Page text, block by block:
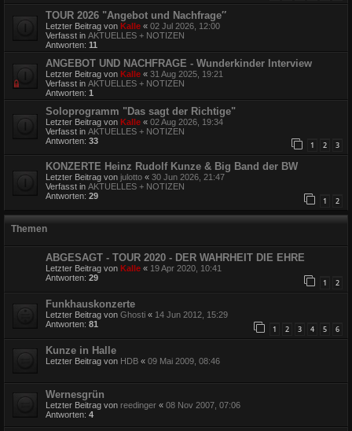
TOUR 2026 "Angebot und Nachfrage″
Letzter Beitrag von Kalle « 02 Jul 2026, 12:00
Verfasst in AKTUELLES + NOTIZEN
Antworten: 11
ANGEBOT UND NACHFRAGE - Wunderkinder Interview
Letzter Beitrag von Kalle « 31 Aug 2025, 19:21
Verfasst in AKTUELLES + NOTIZEN
Antworten: 1
Soloprogramm "Das sagt der Richtige"
Letzter Beitrag von Kalle « 02 Aug 2026, 19:34
Verfasst in AKTUELLES + NOTIZEN
Antworten: 33 1 2 3
KONZERTE Heinz Rudolf Kunze & Big Band der BW
Letzter Beitrag von julotto « 30 Jun 2026, 21:47
Verfasst in AKTUELLES + NOTIZEN
Antworten: 29 1 2
Themen
ABGESAGT - TOUR 2020 - DER WAHRHEIT DIE EHRE
Letzter Beitrag von Kalle « 19 Apr 2020, 10:41
Antworten: 29 1 2
Funkhauskonzerte
Letzter Beitrag von Ghosti « 14 Jun 2012, 15:29
Antworten: 81 1 2 3 4 5 6
Kunze in Halle
Letzter Beitrag von HDB « 09 Mai 2009, 08:46
Wernesgrün
Letzter Beitrag von reedinger « 08 Nov 2007, 07:06
Antworten: 4